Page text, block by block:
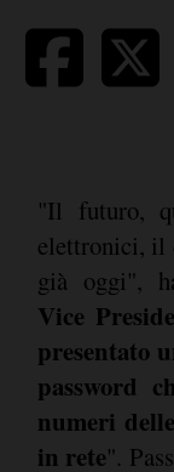
"Il futuro,
elettronici, il
già oggi",
Vice
presentato
password
numeri
in rete".